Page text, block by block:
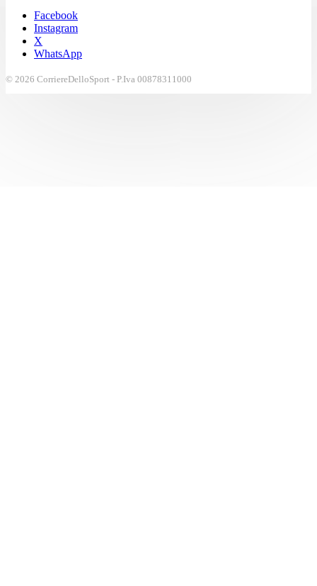
Facebook
Instagram
X
WhatsApp
© 2026 CorriereDelloSport - P.Iva 00878311000